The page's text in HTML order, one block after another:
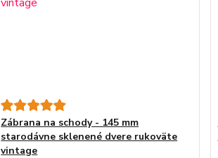
Zábrana na schody - 145 mm
starodávne sklenené dvere rukoväte
vintage